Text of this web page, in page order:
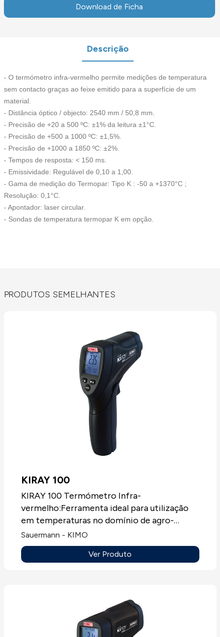
Download de Ficha
Descrição
- O termómetro infra-vermelho permite medições de temperatura
sem contacto graças ao feixe emitido para a superfície de um
material.
- Distância óptico / objecto: 2540 mm / 50,8 mm.
- Precisão de +20 a 500 ºC: ±1% da leitura ±1°C.
- Precisão de +500 a 1000 ºC: ±1,5%.
- Precisão de +1000 a 1850 ºC: ±2%.
- Tempos de resposta: < 150 ms.
- Emissividade: Regulável de 0,10 a 1,00.
- Gama de medição do Termopar: Tipo K : -50 a +1370°C ;
Resolução: 0,1°C.
- Apontador: laser circular.
- Sondas de temperatura termopar K em opção.
PRODUTOS SEMELHANTES
KIRAY 100
KIRAY 100 Termómetro Infra-
vermelho:Ferramenta ideal para utilização
em temperaturas no domínio de agro-
alimentar. O KIRAY utiliza uma tecnologia
sem contacto que permite a medição de
temperatura sem risco de contaminação nas
Sauermann - KIMO
Ver Produto